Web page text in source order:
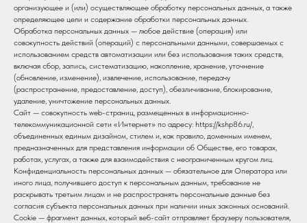
организующее и (или) осуществляющее обработку персональных данных, а также
определяющее цели и содержание обработки персональных данных.
Обработка персональных данных — любое действие (операция) или
совокупность действий (операций) с персональными данными, совершаемых с
использованием средств автоматизации или без использования таких средств,
включая сбор, запись, систематизацию, накопление, хранение, уточнение
(обновление, изменение), извлечение, использование, передачу
(распространение, предоставление, доступ), обезличивание, блокирование,
удаление, уничтожение персональных данных.
Сайт — совокупность web-страниц, размещенных в информационно-
телекоммуникационной сети «Интернет» по адресу: https://kshp86.ru/,
объединенных единым дизайном, стилем и, как правило, доменным именем,
предназначенных для представления информации об Обществе, его товарах,
работах, услугах, а также для взаимодействия с неограниченным кругом лиц.
Конфиденциальность персональных данных — обязательное для Оператора или
иного лица, получившего доступ к персональным данным, требование не
раскрывать третьим лицам и не распространять персональные данные без
согласия субъекта персональных данных при наличии иных законных оснований.
Cookie — фрагмент данных, который веб-сайт отправляет браузеру пользователя,